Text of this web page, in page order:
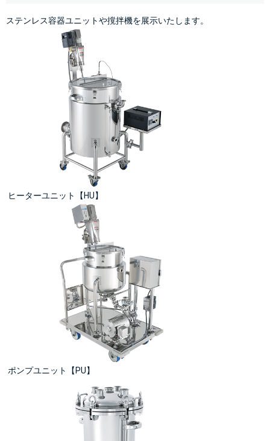
ステンレス容器ユニットや撹拌機を展示いたします。
ヒーターユニット【HU】
ポンプユニット【PU】